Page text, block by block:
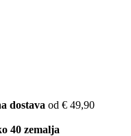
dostava od € 49,90
40 zemalja